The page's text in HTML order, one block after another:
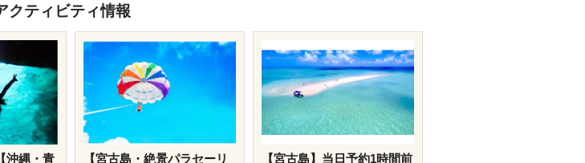
クティビティ情報
沖縄・青
【宮古島・絶景パラセーリ
【宮古島】当日予約1時間前